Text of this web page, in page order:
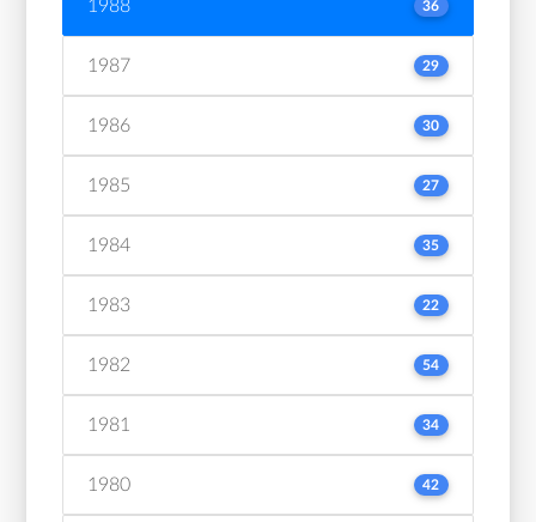
1988 36
1987 29
1986 30
1985 27
1984 35
1983 22
1982 54
1981 34
1980 42